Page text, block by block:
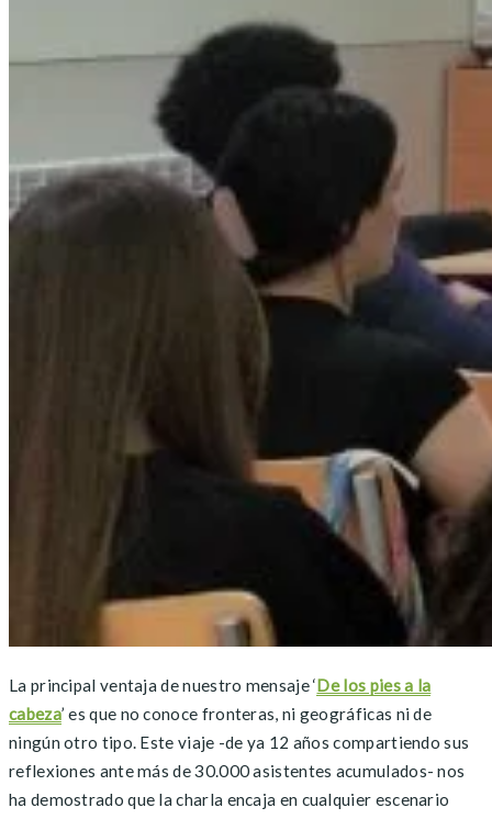
La principal ventaja de nuestro mensaje ‘De los pies a la
cabeza’ es que no conoce fronteras, ni geográficas ni de
ningún otro tipo. Este viaje -de ya 12 años compartiendo sus
reflexiones ante más de 30.000 asistentes acumulados- nos
ha demostrado que la charla encaja en cualquier escenario